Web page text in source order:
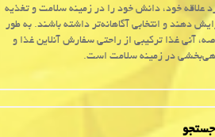
علاقه خود، دانش خود را در زمینه سلامت و تغذیه
دهند و انتخابی آگاهانه‌تر داشته باشند. به طور
آنی غذا ترکیبی از راحتی سفارش آنلاین غذا و
در زمینه سلامت است.
جستجو